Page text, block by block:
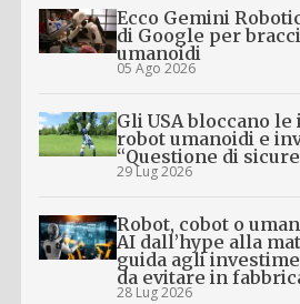
Ecco Gemini
di Google per
umanoidi
05 Ago 2026
Gli USA bloccano
robot umanoidi e
“Questione di
29 Lug 2026
Robot, cobot o
AI dall’hype alla
guida agli
da evitare in
28 Lug 2026